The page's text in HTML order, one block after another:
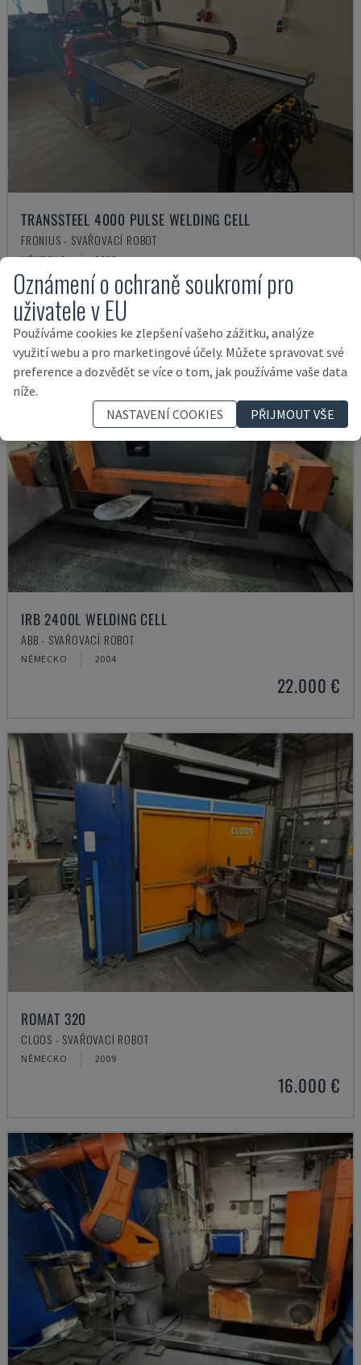
TRANSSTEEL 4000 PULSE WELDING CELL
FRONIUS - SVAŘOVACÍ ROBOT
NĚMECKO 2025
59.000 €
IRB 2400L WELDING CELL
ABB - SVAŘOVACÍ ROBOT
NĚMECKO 2004
22.000 €
ROMAT 320
CLOOS - SVAŘOVACÍ ROBOT
NĚMECKO 2009
16.000 €
Oznámení o ochraně soukromí pro
uživatele v EU
Používáme cookies ke zlepšení vašeho zážitku, analýze
využití webu a pro marketingové účely. Můžete spravovat své
preference a dozvědět se více o tom, jak používáme vaše data
níže.
NASTAVENÍ COOKIES
PŘIJMOUT VŠE